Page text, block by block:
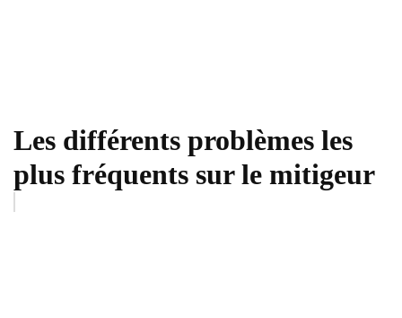
Les différents problèmes les
plus fréquents sur le mitigeur